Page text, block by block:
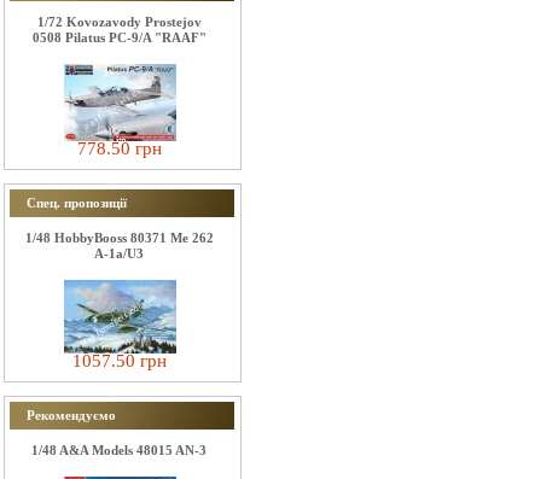
1/72 Kovozavody Prostejov
0508 Pilatus PC-9/A "RAAF"
778.50 грн
Спец. пропозиції
1/48 HobbyBooss 80371 Me 262
A-1a/U3
1057.50 грн
Рекомендуємо
1/48 A&A Models 48015 AN-3